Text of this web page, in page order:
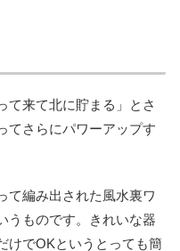
て来て北に貯まる」とさ
てさらにパワーアップす
て編み出された風水裏ワ
うものです。きれいな器
けでOKというとっても簡